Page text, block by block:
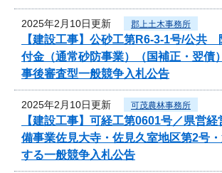
2025年2月10日更新 郡上土木事務所
【建設工事】公砂工第R6-3-1号/公共
付金（通常砂防事業）（国補正・翌債
事後審査型一般競争入札公告
2025年2月10日更新 可茂農林事務所
【建設工事】可経工第0601号／県営
備事業佐見大寺・佐見久室地区第2号
する一般競争入札公告